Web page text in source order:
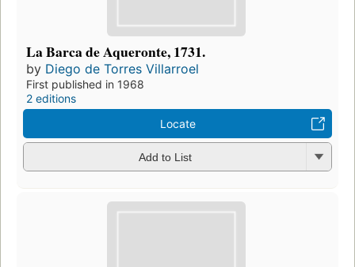
La Barca de Aqueronte, 1731.
by Diego de Torres Villarroel
First published in 1968
2 editions
Locate
Add to List